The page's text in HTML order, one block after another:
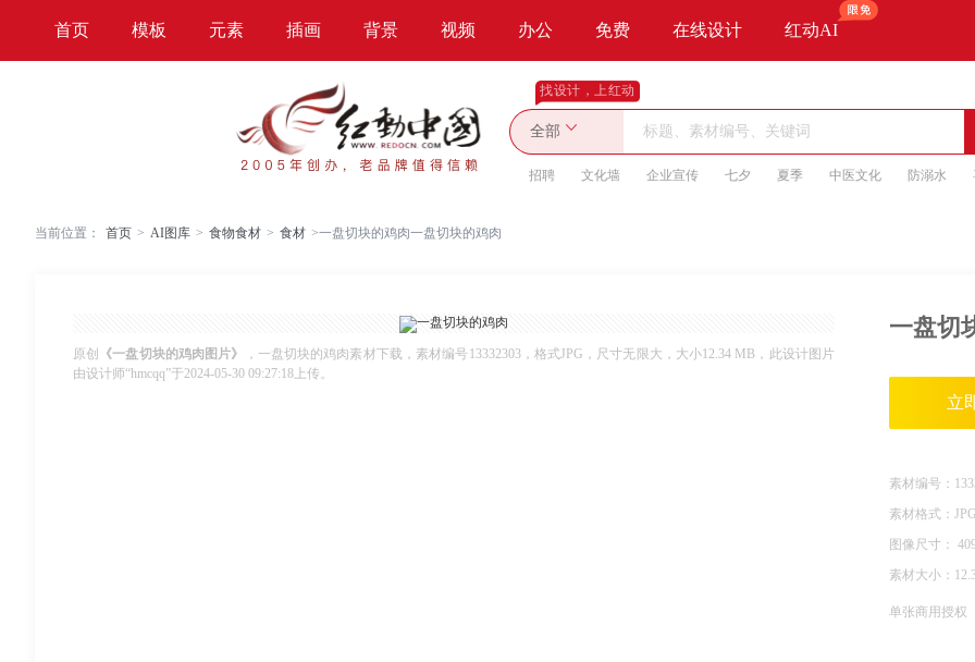
首页 模板 元素 插画 背景 视频 办公 免费 在线设计 红动AI
找设计，上红动
全部
招聘 文化墙 企业宣传 七夕 夏季 中医文化 防溺水
当前位置： 首页 > AI图库 > 食物食材 > 食材 >一盘切块的鸡肉一盘切块的鸡肉
原创 《一盘切块的鸡肉图片》
，一盘切块的鸡肉素材下载，素材编号13332303，格式JPG，尺寸无限大，大小12.34 MB，此设计图片
由设计师“hmcqq”于2024-05-30 09:27:18上传。
一盘切
立
素材编号：
素材格式：
图像尺寸：
素材大小：
单张商用授权